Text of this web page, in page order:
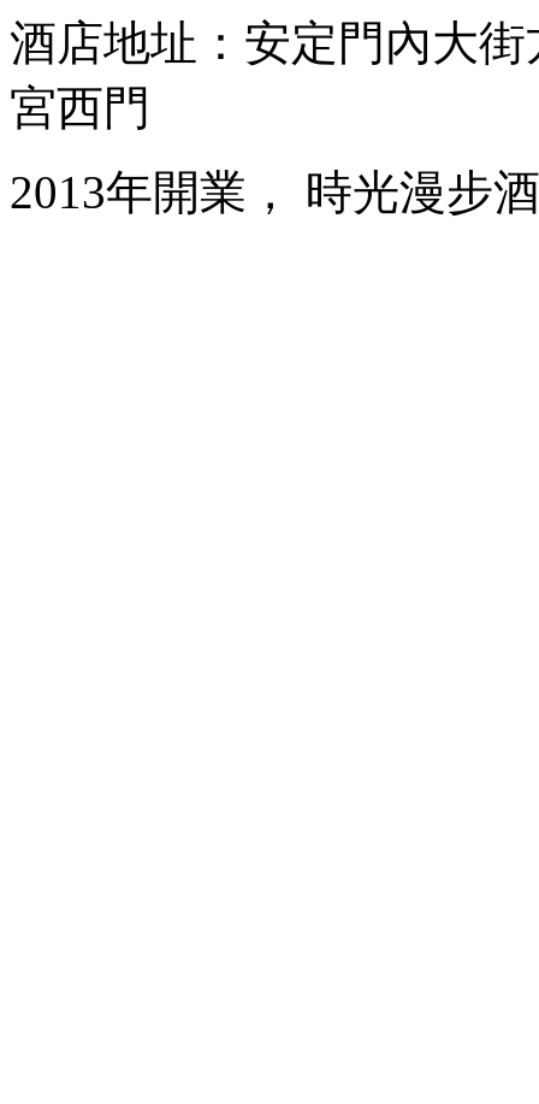
酒店地址：安定門內大
宮西門
2013年開業， 時光漫